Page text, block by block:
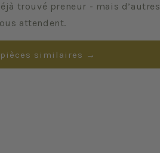
trouvé preneur - mais d’autres
attendent.
similaires →